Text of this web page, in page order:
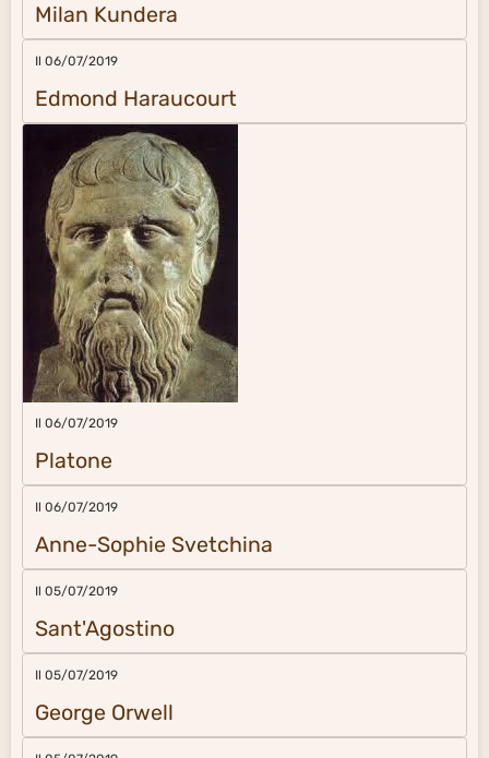
Milan Kundera
Il 06/07/2019
Edmond Haraucourt
Il 06/07/2019
Platone
Il 06/07/2019
Anne-Sophie Svetchina
Il 05/07/2019
Sant'Agostino
Il 05/07/2019
George Orwell